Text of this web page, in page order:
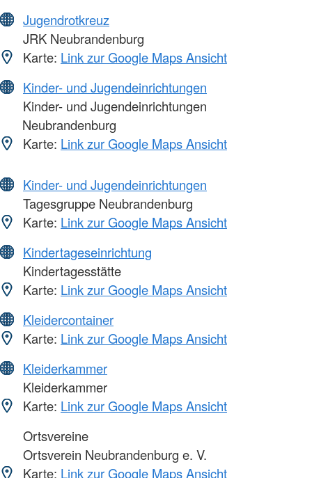
Jugendrotkreuz
JRK Neubrandenburg
Karte: Link zur Google Maps Ansicht
Kinder- und Jugendeinrichtungen
Kinder- und Jugendeinrichtungen
Neubrandenburg
Karte: Link zur Google Maps Ansicht
Kinder- und Jugendeinrichtungen
Tagesgruppe Neubrandenburg
Karte: Link zur Google Maps Ansicht
Kindertageseinrichtung
Kindertagesstätte
Karte: Link zur Google Maps Ansicht
Kleidercontainer
Karte: Link zur Google Maps Ansicht
Kleiderkammer
Kleiderkammer
Karte: Link zur Google Maps Ansicht
Ortsvereine
Ortsverein Neubrandenburg e. V.
Karte: Link zur Google Maps Ansicht